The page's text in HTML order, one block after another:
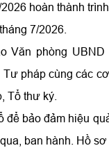
hoàn thành
7/2026.
Văn phòng
pháp cùng các
Tổ thư ký.
để bảo đảm hiệu
ban hành. Hồ